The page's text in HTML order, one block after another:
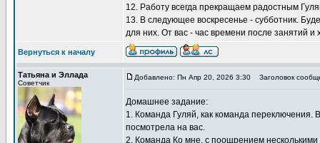
12. Работу всегда прекращаем радостным
13. В следующее воскресенье - субботник.
для них. От вас - час времени после занятий
Вернуться к началу
Татьяна и Эллада
Советчик
Добавлено: Пн Апр 20, 2026 3:30 Заголовок
Домашнее задание:
1. Команда Гуляй, как команда переключения.
посмотрела на вас.
2. Команда Ко мне, с поощрением несколькими